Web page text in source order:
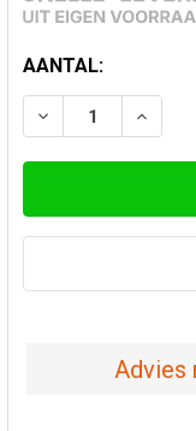
HUIDIGE
VOORRAAD:
AANTAL:
VERLAAG
Advies